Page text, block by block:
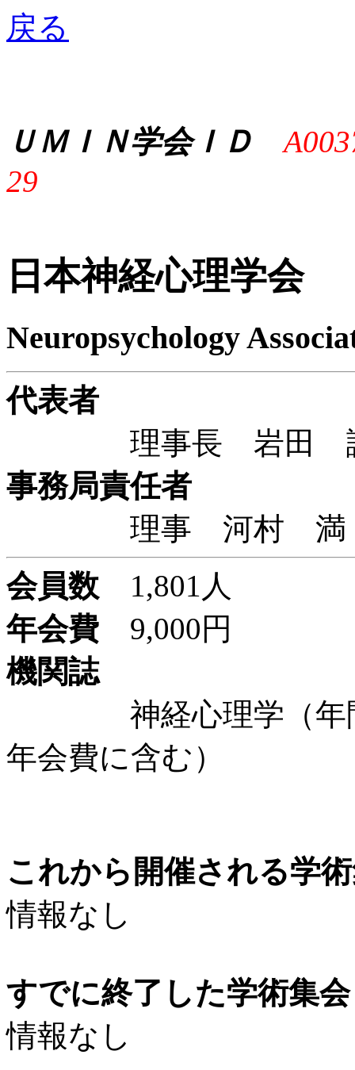
戻る
ＵＭＩＮ学会ＩＤ
29
日本神経心理学会
Neuropsychology
代表者
理事長 岩田 誠
事務局責任者
理事 河村 満
会員数 1,801人
年会費 9,000円
機関誌
神経心理学（年間4
年会費に含む）
これから開催される学
情報なし
すでに終了した学術集
情報なし